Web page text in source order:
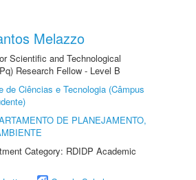
Melazzo
Scientific and Technological
Research Fellow - Level B
de Ciências e Tecnologia (Câmpus
DE PLANEJAMENTO,
Category: RDIDP Academic